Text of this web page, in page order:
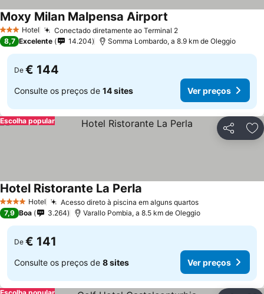
3 EstrelasHotel Conectado diretamente ao Terminal 2
Moxy Milan Malpensa Airport
8,7 Excelente 14.204 Somma Lombardo, a 8.9 km de Oleggio
De € 144
Consulte os preços de 14 sites Ver preços
Partilhar
Escolha popular
4 EstrelasHotel Acesso direto à piscina em alguns quartos
Hotel Ristorante La Perla
7,9 Boa 3.264 Varallo Pombia, a 8.5 km de Oleggio
De € 141
Consulte os preços de 8 sites Ver preços